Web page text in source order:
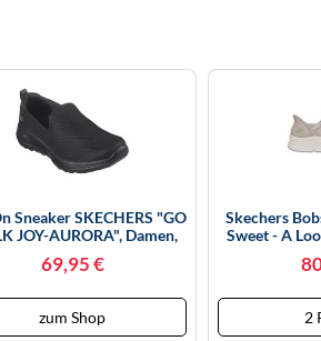
Sneaker SKECHERS "GO
JOY-AURORA", Damen,
Schuhe Slip-On Sneaker,
Topseller (68
69,95 €
zum Shop
Skechers
Sweet - A
2